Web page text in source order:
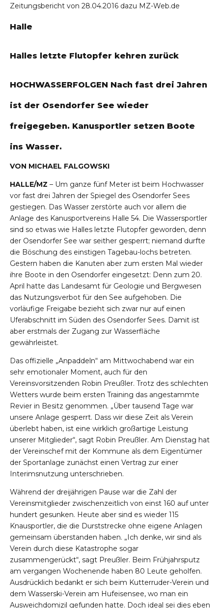
Zeitungsbericht von 28.04.2016 dazu MZ-Web.de
Halle
Halles letzte Flutopfer kehren zurück
HOCHWASSERFOLGEN Nach fast drei Jahren
ist der Osendorfer See wieder
freigegeben. Kanusportler setzen Boote
ins Wasser.
VON MICHAEL FALGOWSKI
HALLE/MZ – Um ganze fünf Meter ist beim Hochwasser
vor fast drei Jahren der Spiegel des Osendorfer Sees
gestiegen. Das Wasser zerstörte auch vor allem die
Anlage des Kanusportvereins Halle 54. Die Wassersportler
sind so etwas wie Halles letzte Flutopfer geworden, denn
der Osendorfer See war seither gesperrt; niemand durfte
die Böschung des einstigen Tagebau-lochs betreten.
Gestern haben die Kanuten aber zum ersten Mal wieder
ihre Boote in den Osendorfer eingesetzt: Denn zum 20.
April hatte das Landesamt für Geologie und Bergwesen
das Nutzungsverbot für den See aufgehoben. Die
vorläufige Freigabe bezieht sich zwar nur auf einen
Uferabschnitt im Süden des Osendorfer Sees. Damit ist
aber erstmals der Zugang zur Wasserfläche
gewährleistet.
Das offizielle „Anpaddeln“ am Mittwochabend war ein
sehr emotionaler Moment, auch für den
Vereinsvorsitzenden Robin Preußler. Trotz des schlechten
Wetters wurde beim ersten Training das angestammte
Revier in Besitz genommen. „Über tausend Tage war
unsere Anlage gesperrt. Dass wir diese Zeit als Verein
überlebt haben, ist eine wirklich großartige Leistung
unserer Mitglieder“, sagt Robin Preußler. Am Dienstag hat
der Vereinschef mit der Kommune als dem Eigentümer
der Sportanlage zunächst einen Vertrag zur einer
Interimsnutzung unterschrieben.
Während der dreijährigen Pause war die Zahl der
Vereinsmitglieder zwischenzeitlich von einst 160 auf unter
hundert gesunken. Heute aber sind es wieder 115
Knausportler, die die Durststrecke ohne eigene Anlagen
gemeinsam überstanden haben. „Ich denke, wir sind als
Verein durch diese Katastrophe sogar
zusammengerückt“, sagt Preußler. Beim Frühjahrsputz
am vergangen Wochenende haben 80 Leute geholfen.
Ausdrücklich bedankt er sich beim Kutterruder-Verein und
dem Wasserski-Verein am Hufeisensee, wo man ein
Ausweichdomizil gefunden hatte. Doch ideal sei dies eben